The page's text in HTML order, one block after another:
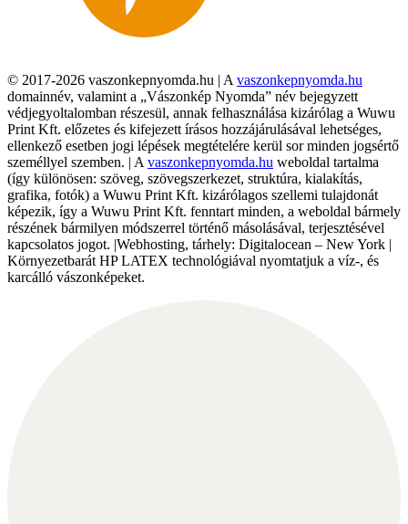
© 2017-2026 vaszonkepnyomda.hu | A vaszonkepnyomda.hu
domainnév, valamint a „Vászonkép Nyomda” név bejegyzett
védjegyoltalomban részesül, annak felhasználása kizárólag a Wuwu
Print Kft. előzetes és kifejezett írásos hozzájárulásával lehetséges,
ellenkező esetben jogi lépések megtételére kerül sor minden jogsértő
személlyel szemben. | A vaszonkepnyomda.hu weboldal tartalma
(így különösen: szöveg, szövegszerkezet, struktúra, kialakítás,
grafika, fotók) a Wuwu Print Kft. kizárólagos szellemi tulajdonát
képezik, így a Wuwu Print Kft. fenntart minden, a weboldal bármely
részének bármilyen módszerrel történő másolásával, terjesztésével
kapcsolatos jogot. |Webhosting, tárhely: Digitalocean – New York |
Környezetbarát HP LATEX technológiával nyomtatjuk a víz-, és
karcálló vászonképeket.